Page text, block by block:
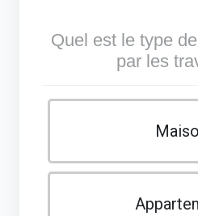
Quel est le type
par les